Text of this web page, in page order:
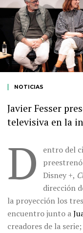
NOTICIAS
Javier Fesser
televisiva en la
D
entro del
Disney +,
dirección
la proyección los
encuentro junto a
creadores de la serie;